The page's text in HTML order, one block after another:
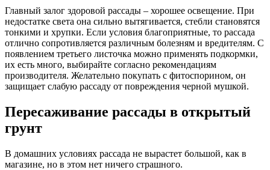
Главный залог здоровой рассады – хорошее освещение. При
недостатке света она сильно вытягивается, стебли становятся
тонкими и хрупки. Если условия благоприятные, то рассада
отлично сопротивляется различным болезням и вредителям. С
появлением третьего листочка можно применять подкормки,
их есть много, выбирайте согласно рекомендациям
производителя. Желательно покупать с фитоспорином, он
защищает слабую рассаду от повреждения черной мушкой.
Пересаживание рассады в открытый
грунт
В домашних условиях рассада не вырастет большой, как в
магазине, но в этом нет ничего страшного.